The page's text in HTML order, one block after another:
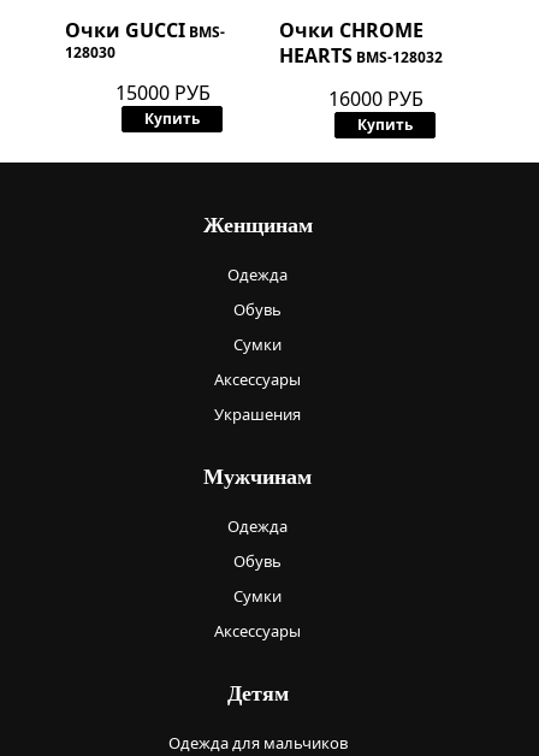
Очки GUCCI BMS-
128030
15000 РУБ
Купить
Очки CHROME
HEARTS BMS-128032
16000 РУБ
Купить
Женщинам
Одежда
Обувь
Сумки
Аксессуары
Украшения
Мужчинам
Одежда
Обувь
Сумки
Аксессуары
Детям
Одежда для мальчиков